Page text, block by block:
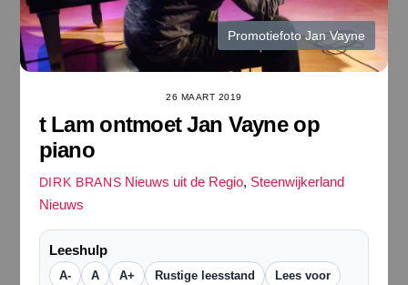
Promotiefoto Jan Vayne
26 MAART 2019
t Lam ontmoet Jan Vayne op
piano
DIRK BRANS Nieuws uit de Regio, Steenwijkerland
Nieuws
Leeshulp
A- A A+ Rustige leesstand Lees voor